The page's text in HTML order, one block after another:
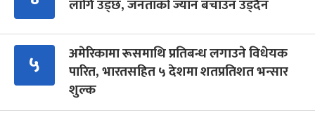
लागि उड्छ, जनताको ज्यान बचाउन उड्दैन
५
अमेरिकामा रूसमाथि प्रतिबन्ध लगाउने विधेयक
पारित, भारतसहित ५ देशमा शतप्रतिशत भन्सार
शुल्क